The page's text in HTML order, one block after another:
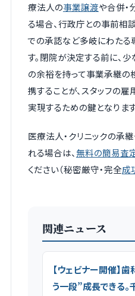
療法人の事業譲渡や合併・
る場合、行政庁との事前相
での承認など多岐にわた
す。閉院が決定する前に、
の余裕を持って事業承継の
携することが、スタッフの
実現するための鍵となります
医療法人・クリニックの承
れる場合は、 無料の簡易査
ください（秘密厳守・完全成
関連ニュース
【ウェビナー開催】
う一段”成長できる。